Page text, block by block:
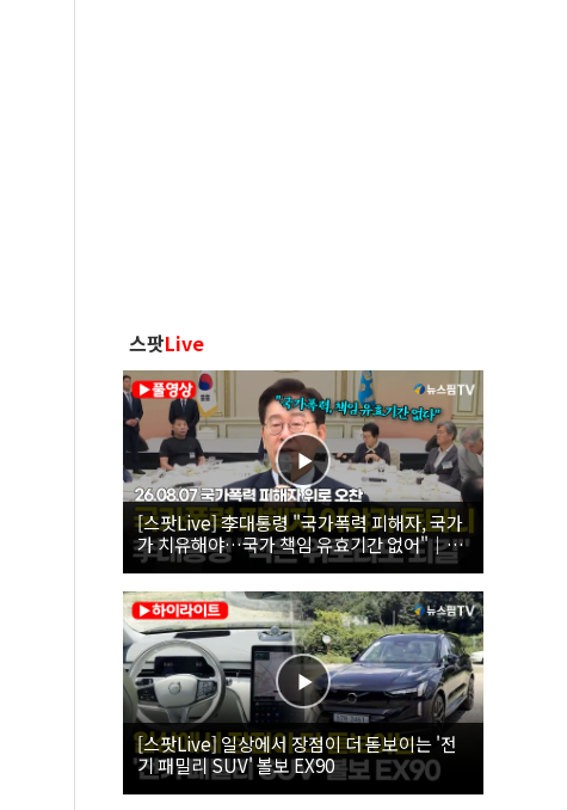
스팟Live
[스팟Live] 李대통령 "국가폭력 피해자, 국가
가 치유해야…국가 책임 유효기간 없어"｜
26.08.07 국가폭력 피해자 위로 오찬
[스팟Live] 일상에서 장점이 더 돋보이는 '전
기 패밀리 SUV' 볼보 EX90